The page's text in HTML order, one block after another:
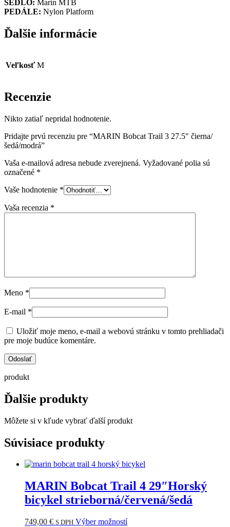
SEDLO: Marin MTB
PEDÁLE: Nylon Platform
Ďalšie informácie
Veľkosť M
Recenzie
Nikto zatiaľ nepridal hodnotenie.
Pridajte prvú recenziu pre “MARIN Bobcat Trail 3 27.5″ čierna/
šedá/modrá”
Vaša e-mailová adresa nebude zverejnená. Vyžadované polia sú
označené *
Vaše hodnotenie *
Vaša recenzia *
Meno *
E-mail *
Uložiť moje meno, e-mail a webovú stránku v tomto prehliadači
pre moje budúce komentáre.
produkt
Ďalšie produkty
Môžete si v kľude vybrať ďalší produkt
Súvisiace produkty
MARIN Bobcat Trail 4 29″Horský
bicykel strieborná/červená/šedá
749,00 € S DPH Výber možnostíTento